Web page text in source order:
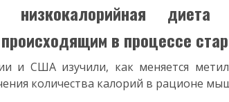
низкокалорийная диета
в процессе
и США изучили, как меняется
количества калорий в рационе